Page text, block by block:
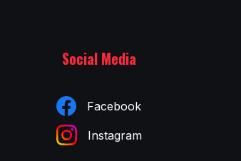
Social Media
Facebook
Instagram